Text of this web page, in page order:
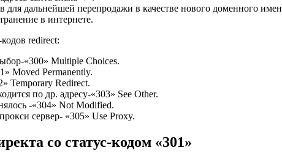
для дальнейшей перепродажи в качестве нового доменного
в интернете.
redirect:
«300» Multiple Choices.
Moved Permanently.
Temporary Redirect.
по др. адресу-«303» See Other.
-«304» Not Modified.
сервер- «305» Use Proxy.
со статус-кодом «301»